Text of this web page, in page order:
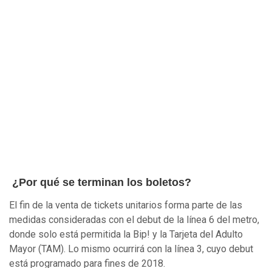
¿Por qué se terminan los boletos?
El fin de la venta de tickets unitarios forma parte de las
medidas consideradas con el debut de la línea 6 del metro,
donde solo está permitida la Bip! y la Tarjeta del Adulto
Mayor (TAM). Lo mismo ocurrirá con la línea 3, cuyo debut
está programado para fines de 2018.